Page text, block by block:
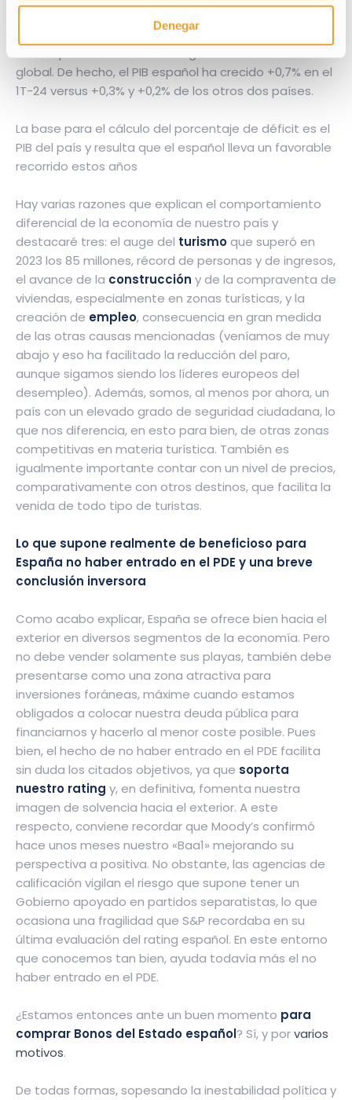
Denegar
de crecimiento propio de las principales economías
de Europa en un entorno benigno de crecimiento
global. De hecho, el PIB español ha crecido +0,7% en el
1T-24 versus +0,3% y +0,2% de los otros dos países.
La base para el cálculo del porcentaje de déficit es el
PIB del país y resulta que el español lleva un favorable
recorrido estos años
Hay varias razones que explican el comportamiento
diferencial de la economía de nuestro país y
destacaré tres: el auge del turismoque superó en
2023 los 85 millones, récord de personas y de ingresos,
el avance de la construcción y de la compraventa de
viviendas, especialmente en zonas turísticas, y la
creación de empleo, consecuencia en gran medida
de las otras causas mencionadas (veníamos de muy
abajo y eso ha facilitado la reducción del paro,
aunque sigamos siendo los líderes europeos del
desempleo). Además, somos, al menos por ahora, un
país con un elevado grado de seguridad ciudadana, lo
que nos diferencia, en esto para bien, de otras zonas
competitivas en materia turística. También es
igualmente importante contar con un nivel de precios,
comparativamente con otros destinos, que facilita la
venida de todo tipo de turistas.
Lo que supone realmente de beneficioso para
España no haber entrado en el PDE y una breve
conclusión inversora
Como acabo explicar, España se ofrece bien hacia el
exterior en diversos segmentos de la economía. Pero
no debe vender solamente sus playas, también debe
presentarse como una zona atractiva para
inversiones foráneas, máxime cuando estamos
obligados a colocar nuestra deuda pública para
financiarnos y hacerlo al menor coste posible. Pues
bien, el hecho de no haber entrado en el PDE facilita
sin duda los citados objetivos, ya que soporta
nuestro rating y, en definitiva, fomenta nuestra
imagen de solvencia hacia el exterior. A este
respecto, conviene recordar que Moody’s confirmó
hace unos meses nuestro «Baa1» mejorando su
perspectiva a positiva. No obstante, las agencias de
calificación vigilan el riesgo que supone tener un
Gobierno apoyado en partidos separatistas, lo que
ocasiona una fragilidad que S&P recordaba en su
última evaluación del rating español. En este entorno
que conocemos tan bien, ayuda todavía más el no
haber entrado en el PDE.
¿Estamos entonces ante un buen momento para
comprar Bonos del Estado español? Sí, y porvarios
motivos.
De todas formas, sopesando la inestabilidad política y